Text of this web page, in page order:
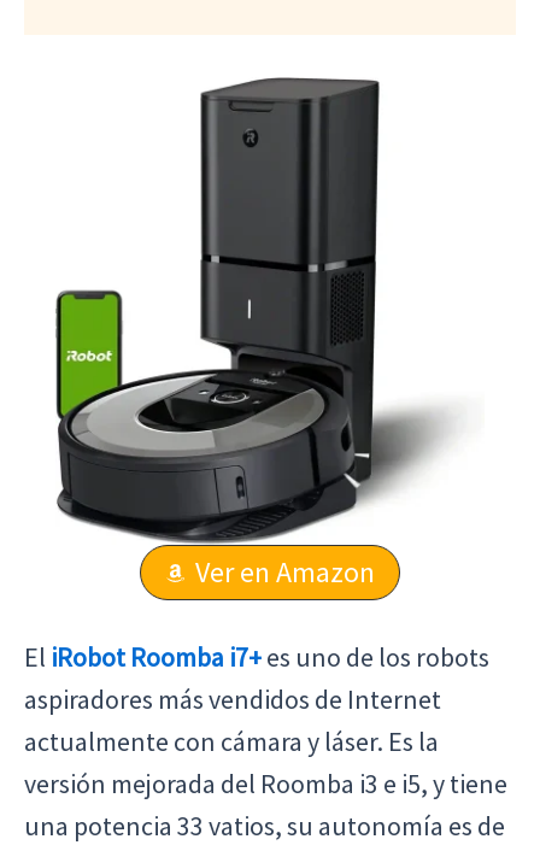
Ver en Amazon
El iRobot Roomba i7+es uno de los robots
aspiradores más vendidos de Internet
actualmente con cámara y láser. Es la
versión mejorada del Roomba i3 e i5, y tiene
una potencia 33 vatios, su autonomía es de